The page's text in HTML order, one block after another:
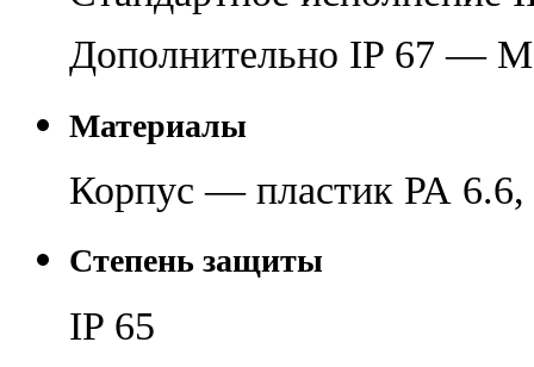
Дополнительно IP 67 —
Материалы
Корпус — пластик РА 6.6,
Степень защиты
IP 65